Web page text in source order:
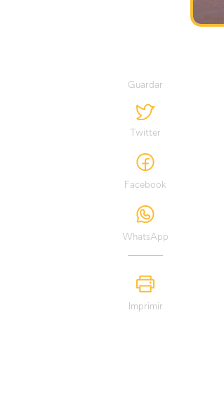
Guardar
Twitter
Facebook
WhatsApp
Imprimir